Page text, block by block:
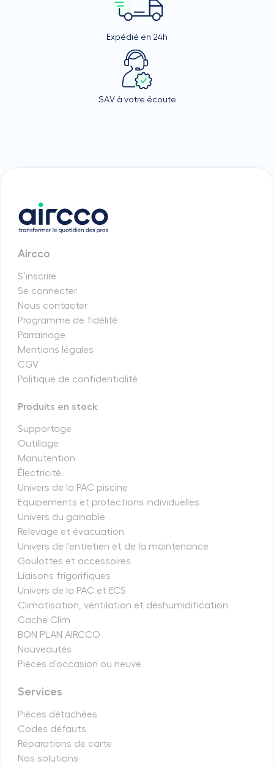
Expédié en 24h
SAV à votre écoute
Aircco
S’inscrire
Se connecter
Nous contacter
Programme de fidélité
Parrainage
Mentions légales
CGV
Politique de confidentialité
Produits en stock
Supportage
Outillage
Manutention
Électricité
Univers de la PAC piscine
Equipements et protections individuelles
Univers du gainable
Relevage et évacuation
Univers de l'entretien et de la maintenance
Goulottes et accessoires
Liaisons frigorifiques
Univers de la PAC et ECS
Climatisation, ventilation et déshumidification
Cache Clim
BON PLAN AIRCCO
Nouveautés
Pièces d'occasion ou neuve
Services
Pièces détachées
Codes défauts
Réparations de carte
Nos solutions